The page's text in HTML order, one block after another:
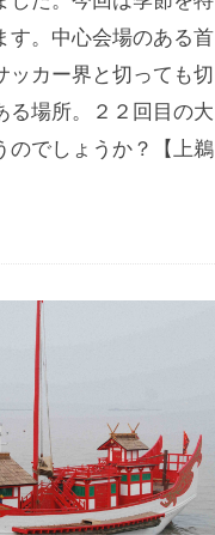
す。中心会場のある首
ッカー界と切っても切
る場所。２２回目の大
のでしょうか？【上鵜